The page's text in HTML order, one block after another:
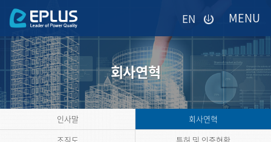
입력하시면
등록
시
답변이
이메일로
전송됩니다.
EN
회사연혁
인사말
회사연혁